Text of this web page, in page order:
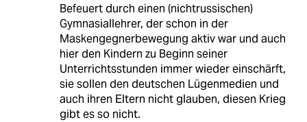
Befeuert durch einen (nichtrussischen)
Gymnasiallehrer, der schon in der
Maskengegnerbewegung aktiv war und auch
hier den Kindern zu Beginn seiner
Unterrichtsstunden immer wieder einschärft,
sie sollen den deutschen Lügenmedien und
auch ihren Eltern nicht glauben, diesen Krieg
gibt es so nicht.